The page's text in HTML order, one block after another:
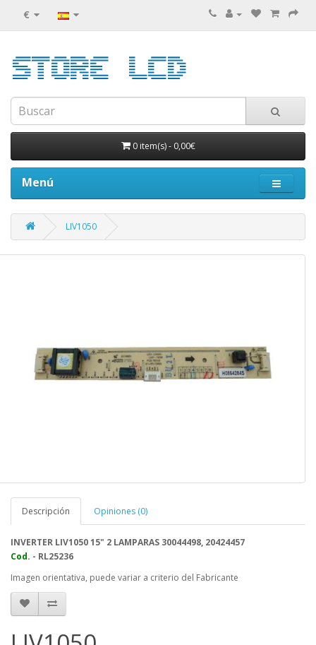
€
0 item(s)- 0,00€
Menú
LIV1050
Descripción Opiniones (0)
INVERTER LIV1050 15" 2 LAMPARAS 30044498, 20424457
Cod. - RL25236
Imagen orientativa, puede variar a criterio del Fabricante